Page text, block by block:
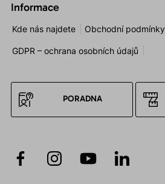
Informace
Kde nás najdete Obchodní podmínky
GDPR – ochrana osobních údajů
PORADNA